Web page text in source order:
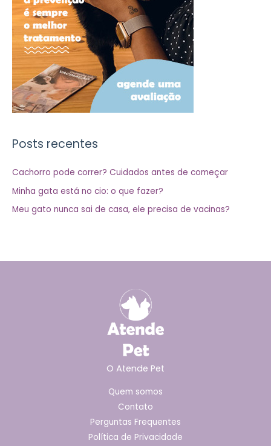
Posts recentes
Cachorro pode correr? Cuidados antes de começar
Minha gata está no cio: o que fazer?
Meu gato nunca sai de casa, ele precisa de vacinas?
O Atende Pet
Quem somos
Contato
Perguntas Frequentes
Política de Privacidade